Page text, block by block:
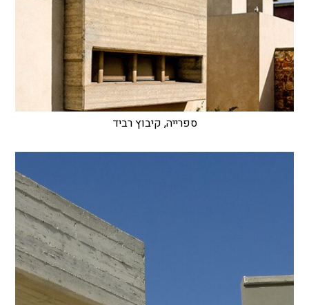
ספרייה, קיבוץ רביד